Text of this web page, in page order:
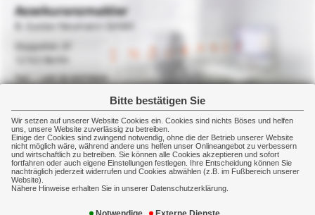
Bitte bestätigen Sie
Wir setzen auf unserer Website Cookies ein. Cookies sind nichts Böses und helfen
uns, unsere Website zuverlässig zu betreiben.
Einige der Cookies sind zwingend notwendig, ohne die der Betrieb unserer Website
nicht möglich wäre, während andere uns helfen unser Onlineangebot zu verbessern
und wirtschaftlich zu betreiben. Sie können alle Cookies akzeptieren und sofort
fortfahren oder auch eigene Einstellungen festlegen. Ihre Entscheidung können Sie
nachträglich jederzeit widerrufen und Cookies abwählen (z.B. im Fußbereich unserer
Website).
Nähere Hinweise erhalten Sie in unserer Datenschutzerklärung.
Assekuranzmakler
B. Gustav Neumann GmbH
Düppelstr.37
12163 Berlin
+49 30 8979900
Home Kundenkreis Freiberufler/Selbständige
Freiberufler und Selbständige
Freiberufler und Selbständige stehen vor besonderen